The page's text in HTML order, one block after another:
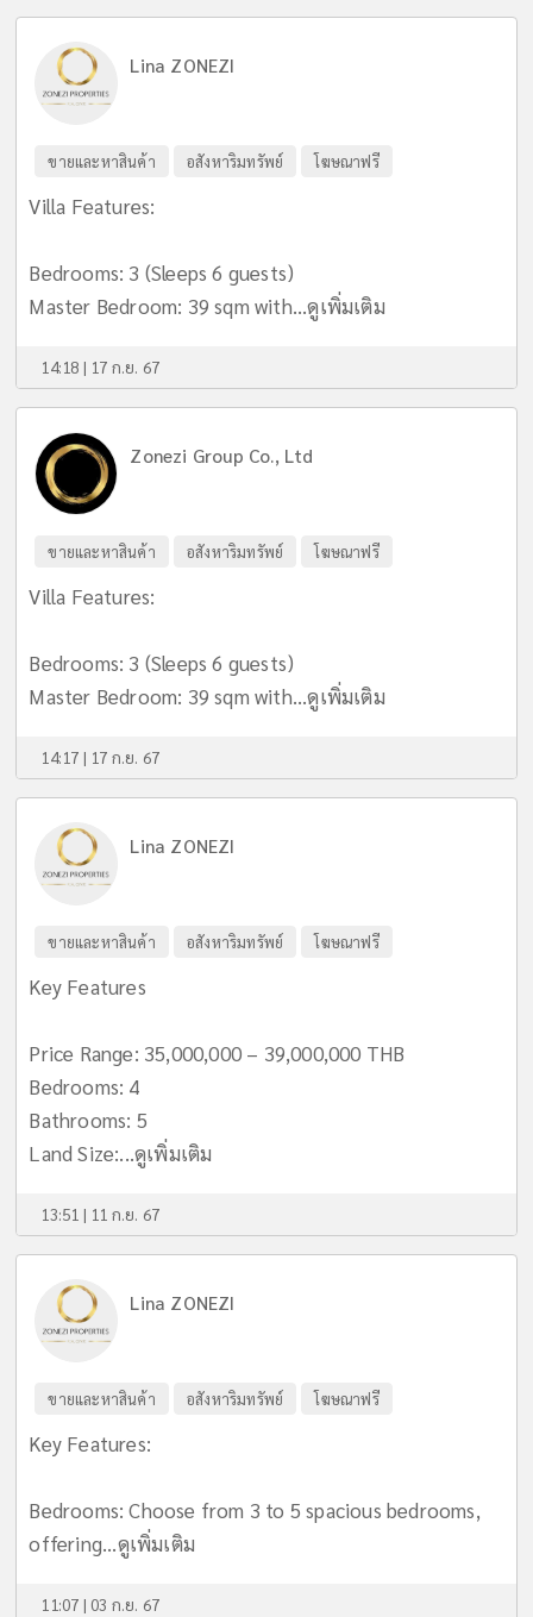
Lina ZONEZI
ขายและหาสินค้า อสังหาริมทรัพย์ โฆษณาฟรี
Villa Features:
Bedrooms: 3 (Sleeps 6 guests)
Master Bedroom: 39 sqm with...ดูเพิ่มเติม
14:18 | 17 ก.ย. 67
Zonezi Group Co., Ltd
ขายและหาสินค้า อสังหาริมทรัพย์ โฆษณาฟรี
Villa Features:
Bedrooms: 3 (Sleeps 6 guests)
Master Bedroom: 39 sqm with...ดูเพิ่มเติม
14:17 | 17 ก.ย. 67
Lina ZONEZI
ขายและหาสินค้า อสังหาริมทรัพย์ โฆษณาฟรี
Key Features
Price Range: 35,000,000 – 39,000,000 THB
Bedrooms: 4
Bathrooms: 5
Land Size:...ดูเพิ่มเติม
13:51 | 11 ก.ย. 67
Lina ZONEZI
ขายและหาสินค้า อสังหาริมทรัพย์ โฆษณาฟรี
Key Features:
Bedrooms: Choose from 3 to 5 spacious bedrooms,
offering...ดูเพิ่มเติม
11:07 | 03 ก.ย. 67